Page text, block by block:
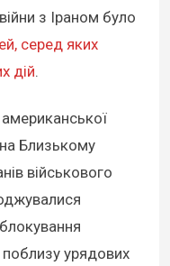
з Іраном було
серед яких
дій.
Близькому
військового
урядових